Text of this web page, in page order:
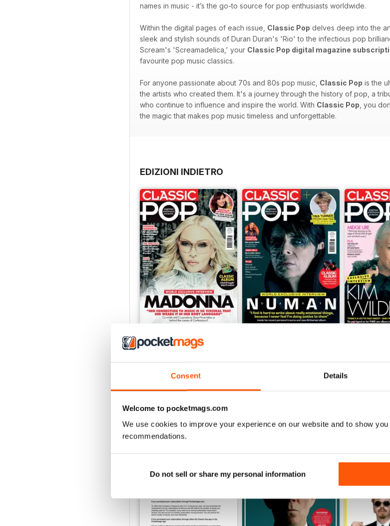
Consent Details
Welcome to pocketmags.com
We use cookies to improve your experience on our website and to show
recommendations.
Do not sell or share my personal information
names in music - it’s the go-to source for pop enthusiasts worldwide.
Within the digital pages of each issue, Classic Pop delves deep into the
sleek and stylish sounds of Duran Duran's 'Rio' to the infectious pop
Scream's 'Screamadelica,' your Classic Pop digital magazine
favourite pop music classics.
For anyone passionate about 70s and 80s pop music, Classic Pop is the
the artists who created them. It's a journey through the history of pop, a
who continue to influence and inspire the world. With Classic Pop , you
the magic that makes pop music timeless and unforgettable.
EDIZIONI INDIETRO
August 2026
€6,99
Vista|Al carrello
Vista|Al carrello
Vista|Al
SPECIAL EDITIONS